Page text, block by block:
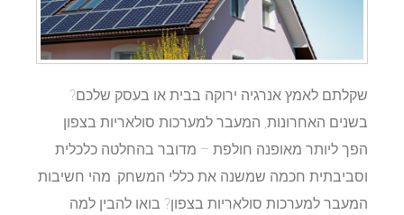
שקלתם לאמץ אנרגיה ירוקה בבית או בעסק שלכם?
בשנים האחרונות, המעבר למערכות סולאריות בצפון
הפך ליותר מאופנה חולפת – מדובר בהחלטה כלכלית
וסביבתית חכמה שמשנה את כללי המשחק. מהי חשיבות
המעבר למערכות סולאריות בצפון? בואו להבין למה